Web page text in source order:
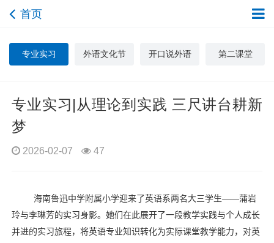
首页
专业实习 外语文化节 开口说外语 第二课堂
专业实习|从理论到实践 三尺讲台耕新
梦
2026-02-07 47
海南鲁迅中学附属小学迎来了英语系两名大三学生——蒲岩
玲与李琳芳的实习身影。她们在此展开了一段教学实践与个人成长
并进的实习旅程，将英语专业知识转化为实际课堂教学能力，对英